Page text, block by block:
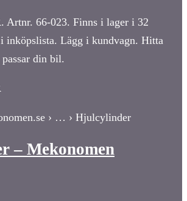
Artnr. 66-023. Finns i lager i 32
inköpslista. Lägg i kundvagn. Hitta
din bil.
› … › Hjulcylinder
– Mekonomen